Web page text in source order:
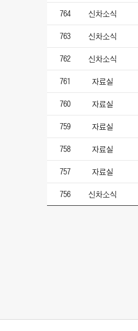
764 신차소식
763 신차소식
762 신차소식
761 자료실
760 자료실
759 자료실
758 자료실
757 자료실
756 신차소식